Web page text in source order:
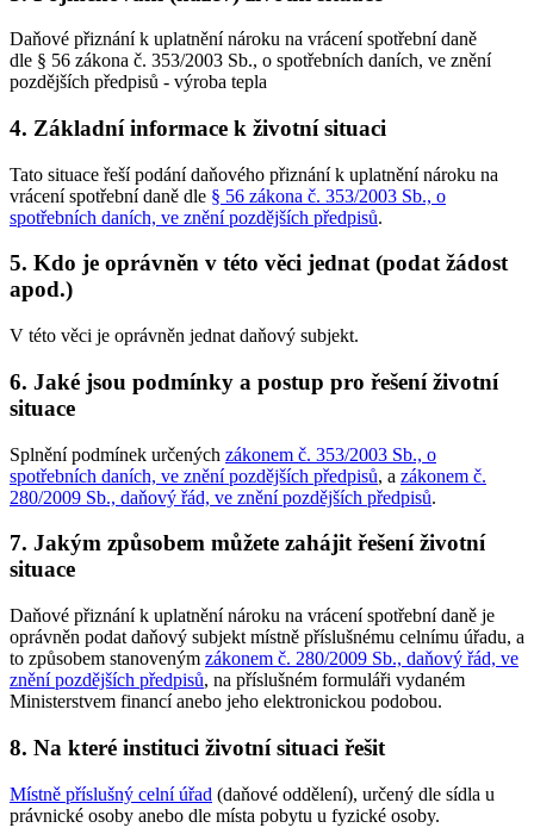
Daňové přiznání k uplatnění nároku na vrácení spotřební daně
dle § 56 zákona č. 353/2003 Sb., o spotřebních daních, ve znění
pozdějších předpisů - výroba tepla
4. Základní informace k životní situaci
Tato situace řeší podání daňového přiznání k uplatnění nároku na
vrácení spotřební daně dle § 56 zákona č. 353/2003 Sb., o
spotřebních daních, ve znění pozdějších předpisů.
5. Kdo je oprávněn v této věci jednat (podat žádost
apod.)
V této věci je oprávněn jednat daňový subjekt.
6. Jaké jsou podmínky a postup pro řešení životní
situace
Splnění podmínek určených zákonem č. 353/2003 Sb., o
spotřebních daních, ve znění pozdějších předpisů, a zákonem č.
280/2009 Sb., daňový řád, ve znění pozdějších předpisů.
7. Jakým způsobem můžete zahájit řešení životní
situace
Daňové přiznání k uplatnění nároku na vrácení spotřební daně je
oprávněn podat daňový subjekt místně příslušnému celnímu úřadu, a
to způsobem stanoveným zákonem č. 280/2009 Sb., daňový řád, ve
znění pozdějších předpisů, na příslušném formuláři vydaném
Ministerstvem financí anebo jeho elektronickou podobou.
8. Na které instituci životní situaci řešit
Místně příslušný celní úřad (daňové oddělení), určený dle sídla u
právnické osoby anebo dle místa pobytu u fyzické osoby.